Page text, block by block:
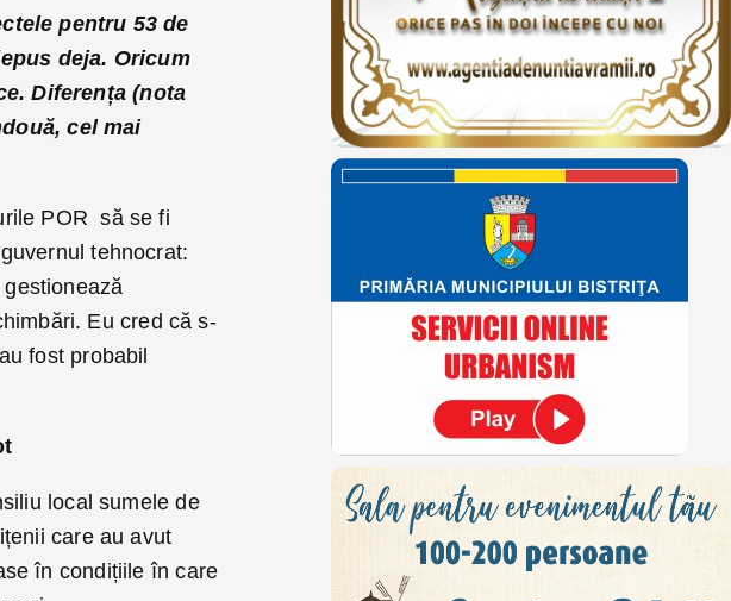
pentru 53 de
deja. Oricum
Diferența (nota
cel mai
POR să se fi
tehnocrat:
Eu cred că s-
fost probabil
local sumele de
care au avut
în condițiile în care